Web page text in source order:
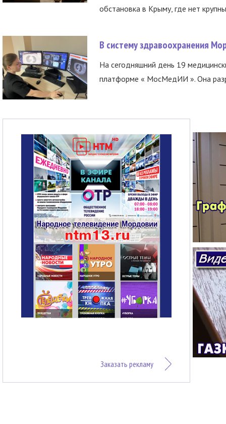
обстановка в Крыму, где нет
В систему здравоохранения
На сегодняшний день 19
платформе « МосМедИИ ». Она
Заказать рекламу